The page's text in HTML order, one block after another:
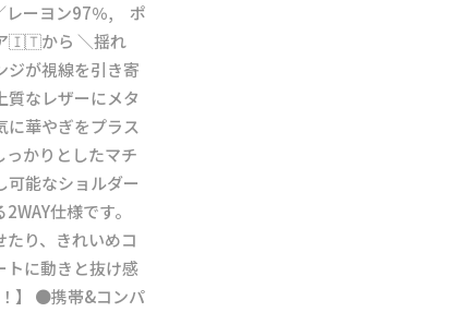
ーヨン97％, ポ
🇮🇹から ＼揺れ
ジが視線を引き寄
質なレザーにメタ
に華やぎをプラス
っかりとしたマチ
可能なショルダー
仕様です。
り、きれいめコ
トに動きと抜け感
】 ●携帯&コンパ